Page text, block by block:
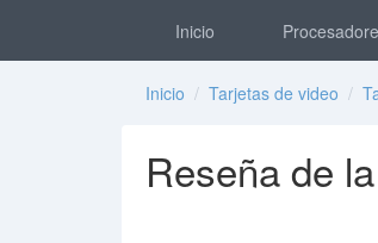
Inicio
Inicio / Tarjetas de video /
Reseña de